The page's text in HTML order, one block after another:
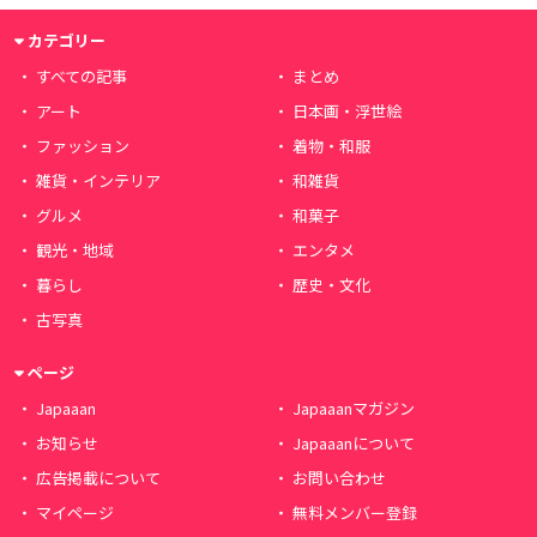
カテゴリー
すべての記事
まとめ
アート
日本画・浮世絵
ファッション
着物・和服
雑貨・インテリア
和雑貨
グルメ
和菓子
観光・地域
エンタメ
暮らし
歴史・文化
古写真
ページ
Japaaan
Japaaanマガジン
お知らせ
Japaaanについて
広告掲載について
お問い合わせ
マイページ
無料メンバー登録